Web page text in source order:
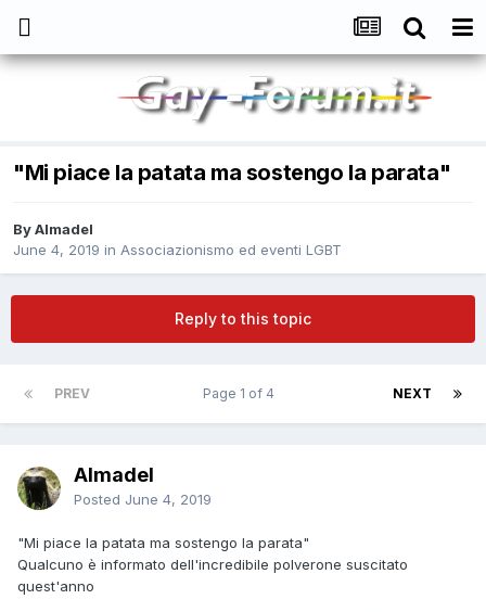
"Mi piace la patata ma sostengo la parata"
ByAlmadel
June 4, 2019 in Associazionismo ed eventi LGBT
Reply to this topic
PREV NEXT
Page 1 of 4
Almadel
Posted June 4, 2019
"Mi piace la patata ma sostengo la parata"
Qualcuno è informato dell'incredibile polverone suscitato
quest'anno